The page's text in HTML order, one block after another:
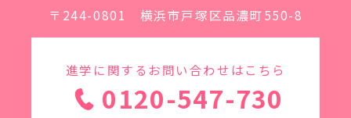
〒244-0801 横浜市戸塚区品濃町550-8
進学に関するお問い合わせはこちら
0120-547-730